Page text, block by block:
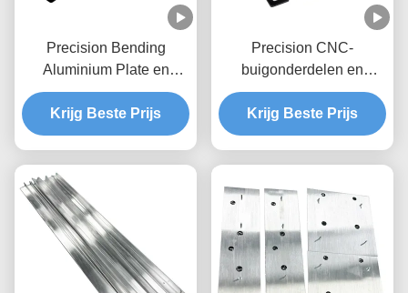
Precision Bending
Aluminium Plate en
Custom Metal Bracket
Fabricatie
Krijg Beste Prijs
Precision CNC-
buigonderdelen en
fabriek van plaatmetaal
Krijg Beste Prijs